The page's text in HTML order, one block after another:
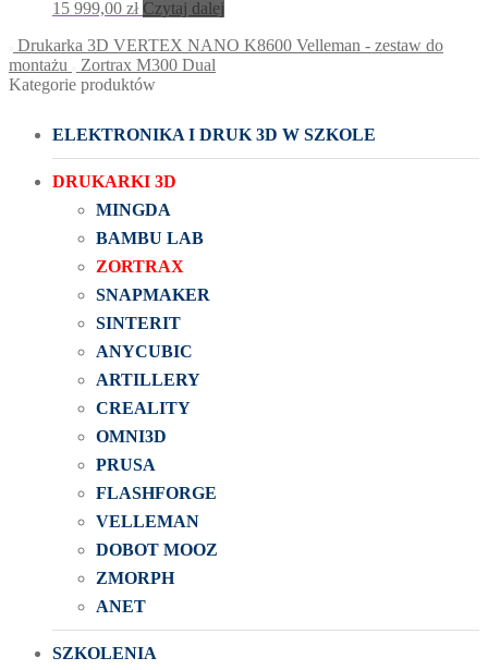
15 999,00 zł Czytaj dalej
Drukarka 3D VERTEX NANO K8600 Velleman - zestaw do
montażu
Zortrax M300 Dual
Kategorie produktów
ELEKTRONIKA I DRUK 3D W SZKOLE
DRUKARKI 3D
MINGDA
BAMBU LAB
ZORTRAX
SNAPMAKER
SINTERIT
ANYCUBIC
ARTILLERY
CREALITY
OMNI3D
PRUSA
FLASHFORGE
VELLEMAN
DOBOT MOOZ
ZMORPH
ANET
SZKOLENIA